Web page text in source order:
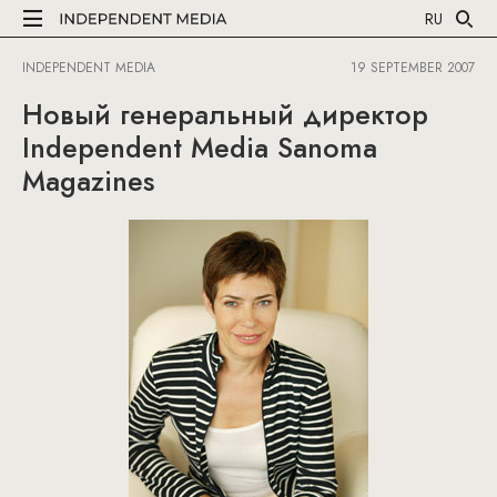
RU
INDEPENDENT MEDIA 19 SEPTEMBER 2007
Новый генеральный директор
Independent Media Sanoma
Magazines